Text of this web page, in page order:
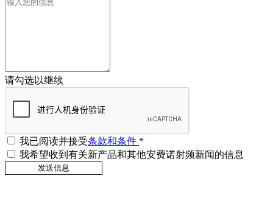
请勾选以继续
我已阅读并接受条款和条件 *
我希望收到有关新产品和其他安费诺射频新闻的信息